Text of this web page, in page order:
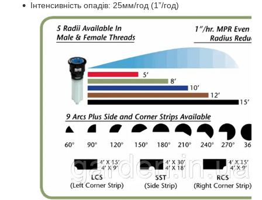
Інтенсивність опадів: 25мм/год (1”/год)